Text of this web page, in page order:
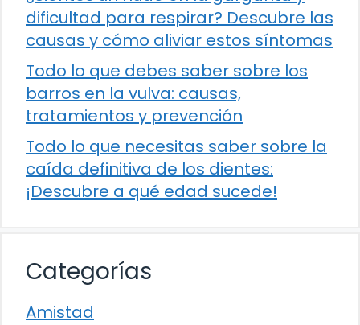
dificultad para respirar? Descubre las
causas y cómo aliviar estos síntomas
Todo lo que debes saber sobre los
barros en la vulva: causas,
tratamientos y prevención
Todo lo que necesitas saber sobre la
caída definitiva de los dientes:
¡Descubre a qué edad sucede!
Categorías
Amistad